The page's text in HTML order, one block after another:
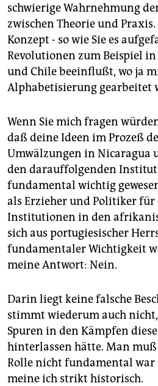
schwierige Wahrnehmung
zwischen Theorie und Praxis.
Konzept - so wie Sie es
Revolutionen zum Beispiel
und Chile beeinflußt, wo ja
Alphabetisierung gearbeitet
Wenn Sie mich fragen
daß deine Ideen im Prozeß
Umwälzungen in Nicaragua
den darauffolgenden
fundamental wichtig
als Erzieher und Politiker für
Institutionen in den
sich aus portugiesischer
fundamentaler Wichtigkeit
meine Antwort: Nein.
Darin liegt keine falsche
stimmt wiederum auch
Spuren in den Kämpfen
hinterlassen hätte. Man
Rolle nicht fundamental war
meine ich strikt historisch.